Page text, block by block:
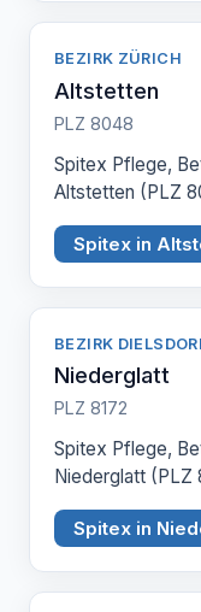
BEZIRK ZÜRICH
Altstetten
PLZ 8048
Spitex Pflege,
Altstetten (PLZ
Spitex in
BEZIRK
Niederglatt
PLZ 8172
Spitex Pflege,
Niederglatt (PLZ
Spitex in